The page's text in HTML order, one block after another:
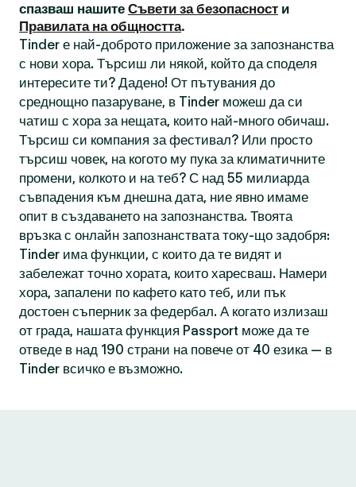
спазваш нашите Съвети за безопасност и
Правилата на общността.
Tinder е най-доброто приложение за запознанства
с нови хора. Търсиш ли някой, който да споделя
интересите ти? Дадено! От пътувания до
среднощно пазаруване, в Tinder можеш да си
чатиш с хора за нещата, които най-много обичаш.
Търсиш си компания за фестивал? Или просто
търсиш човек, на когото му пука за климатичните
промени, колкото и на теб? С над 55 милиарда
съвпадения към днешна дата, ние явно имаме
опит в създаването на запознанства. Твоята
връзка с онлайн запознанствата току-що задобря:
Tinder има функции, с които да те видят и
забележат точно хората, които харесваш. Намери
хора, запалени по кафето като теб, или пък
достоен съперник за федербал. А когато излизаш
от града, нашата функция Passport може да те
отведе в над 190 страни на повече от 40 езика — в
Tinder всичко е възможно.